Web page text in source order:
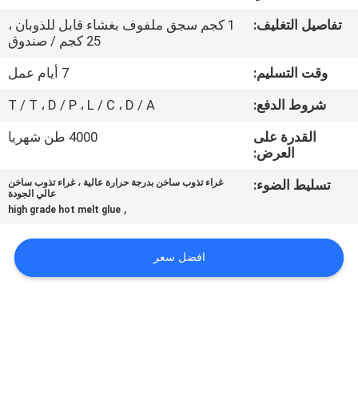
اتصل
أخبار
القضايا
عرض
أسعار
تفاصيل التغليف:
1 كجم سجق ملفوف بغشاء قابل للذوبان ،
25 كجم / صندوق
وقت التسليم:
7 أيام عمل
شروط الدفع:
T / T ، D / P ، L / C ، D / A
القدرة على
العرض:
4000 طن شهريا
تسليط الضوء:
غراء تذوب ساخن بدرجة حرارة عالية ، غراء تذوب ساخن
عالي الجودة
,
high grade hot melt glue
افضل سعر